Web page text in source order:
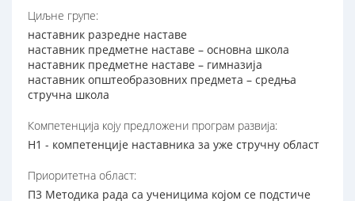
Циљне групе:
наставник разредне наставе
наставник предметне наставе – основна школа
наставник предметне наставе – гимназија
наставник општеобразовних предмета – средња
стручна школа
Компетенција коју предложени програм развија:
Н1 - компетенције наставника за уже стручну област
Приоритетна област:
П3 Методика рада са ученицима којом се подстиче